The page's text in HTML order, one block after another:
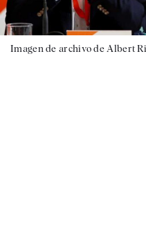
Imagen de archivo de Albert